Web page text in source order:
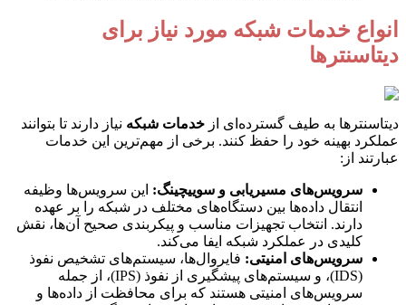
انواع خدمات شبکه مورد نیاز برای
دیتاسنترها
دیتاسنترها به طیف گسترده‌ای از خدمات شبکه نیاز دارند تا بتوانند
عملکرد بهینه خود را حفظ کنند. برخی از مهم‌ترین این خدمات
عبارتند از:
سرویس‌های مسیریابی و سوییچینگ: این سرویس‌ها وظیفه
انتقال داده‌ها بین دستگاه‌های مختلف در شبکه را بر عهده
دارند. انتخاب تجهیزات مناسب و پیکربندی صحیح آن‌ها، نقش
کلیدی در عملکرد شبکه ایفا می‌کند.
سرویس‌های امنیتی: فایروال‌ها، سیستم‌های تشخیص نفوذ
(IDS)، و سیستم‌های پیشگیری از نفوذ (IPS)، از جمله
سرویس‌های امنیتی هستند که برای محافظت از داده‌ها و